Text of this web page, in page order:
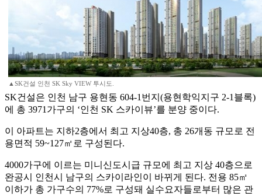
▲SK건설 인천 SK Sky VIEW 투시도.
SK건설은 인천 남구 용현동 604-1번지(용현학익지구 2-1블록)
에 총 3971가구의 ‘인천 SK 스카이뷰’를 분양 중이다.
이 아파트는 지하2층에서 최고 지상40층, 총 26개동 규모로 전
용면적 59~127㎡로 구성된다.
4000가구에 이르는 미니신도시급 규모에 최고 지상 40층으로
완공시 인천시 남구의 스카이라인이 바뀌게 된다. 전용 85㎡
이하가 총 가구수의 77%로 구성돼 실수요자들로부터 많은 관